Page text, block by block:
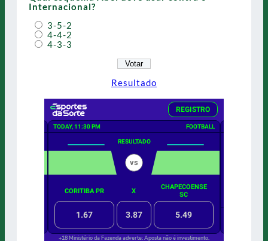
Internacional?
3-5-2
4-4-2
4-3-3
Resultado